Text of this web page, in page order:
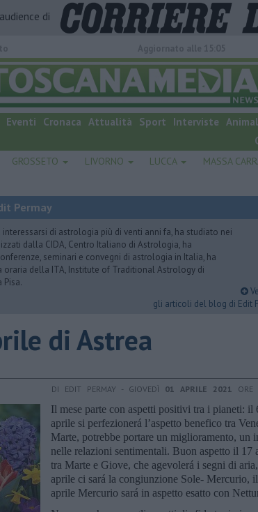
di
Eventi Cronaca Attualità Sport Interviste
GROSSETO LIVORNO LUCCA MASSA
Permay
interessarsi di astrologia più di venti anni fa, ha studiato nei
dalla CIDA, Centro Italiano di Astrologia, ha
seminari e convegni di astrologia in Italia, ha
della ITA, Institute of Traditional Astrology di
Pisa.
gli articoli del blog di Edit
di Astrea
DI EDIT PERMAY - GIOVEDÌ 01 APRILE 2021 ORE
Il mese parte con aspetti positivi tra i pianeti: il
aprile si perfezionerá l’aspetto benefico tra
Marte, potrebbe portare un miglioramento, un
nelle relazioni sentimentali. Buon aspetto il 17
tra Marte e Giove, che agevolerá i segni di
aprile ci sará la congiunzione Sole- Mercurio,
aprile Mercurio sará in aspetto esatto con